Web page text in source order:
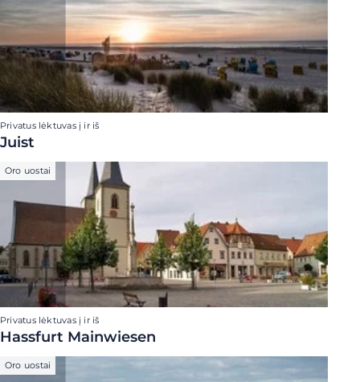
Privatus lėktuvas į ir iš
Juist
Oro uostai
Privatus lėktuvas į ir iš
Hassfurt Mainwiesen
Oro uostai